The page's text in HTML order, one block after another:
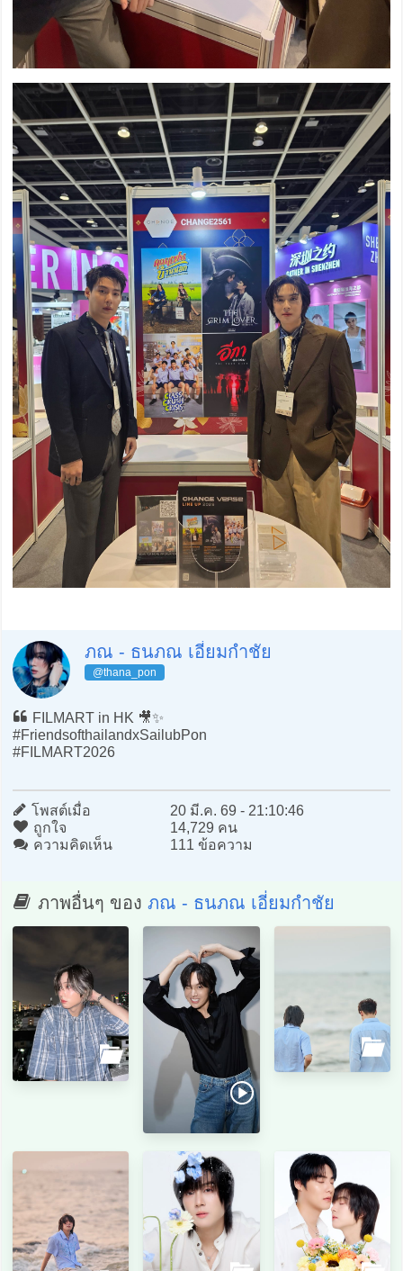
ภณ - ธนภณ เอี่ยมกำชัย
@thana_pon
FILMART in HK 🎥✨
#FriendsofthailandxSailubPon
#FILMART2026
โพสต์เมื่อ
20 มี.ค. 69 - 21:10:46
ถูกใจ
14,729 คน
ความคิดเห็น
111 ข้อความ
ภาพอื่นๆ ของ ภณ - ธนภณ เอี่ยมกำชัย